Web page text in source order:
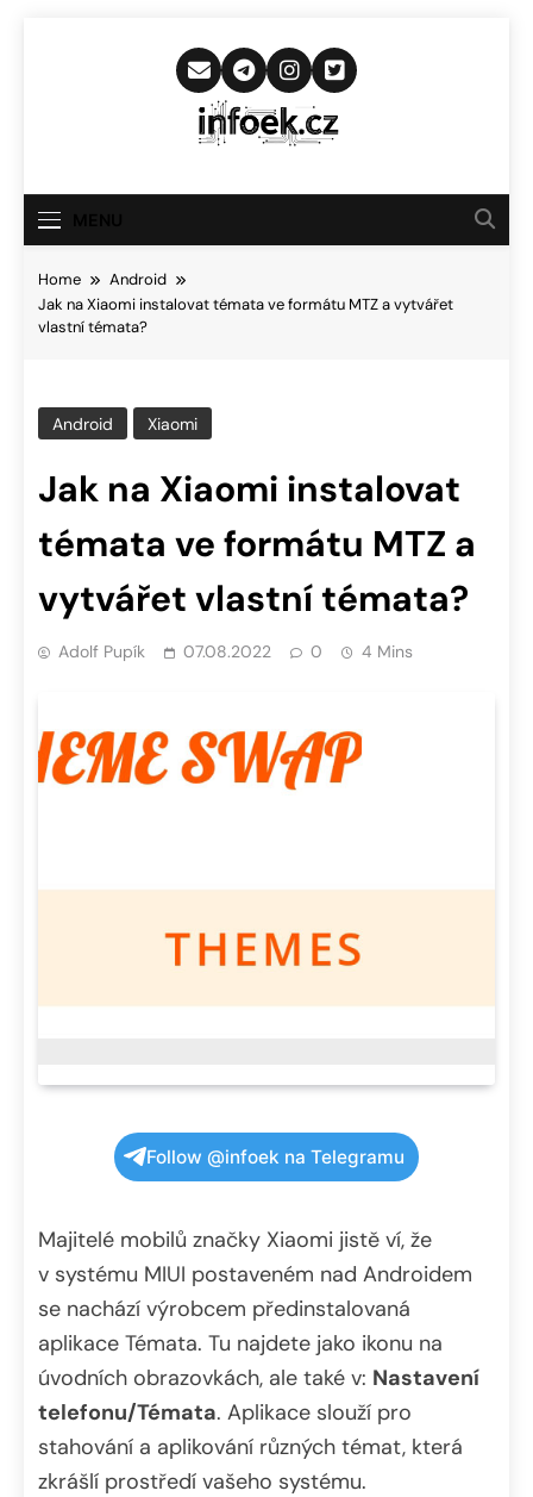
Infoek.cz
Novinkám
Home
Android
Jak na Xiaomi instalovat témata ve formátu MTZ a vytvářet
vlastní témata?
Android Xiaomi
Jak na Xiaomi instalovat
témata ve formátu MTZ a
vytvářet vlastní témata?
Adolf Pupík 07.08.2022 0 4 Mins
Follow @infoek na Telegramu
Majitelé mobilů značky Xiaomi jistě ví, že
v systému MIUI postaveném nad Androidem
se nachází výrobcem předinstalovaná
aplikace Témata. Tu najdete jako ikonu na
úvodních obrazovkách, ale také v: Nastavení
telefonu/Témata. Aplikace slouží pro
stahování a aplikování různých témat, která
zkrášlí prostředí vašeho systému.